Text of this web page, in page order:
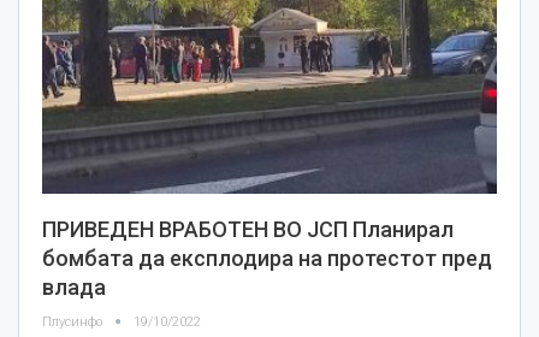
ПРИВЕДЕН ВРАБОТЕН ВО ЈСП Планирал
бомбата да експлодира на протестот пред
влада
Плусинфо 19/10/2022